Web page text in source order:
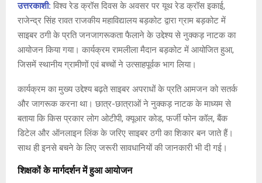
उत्तरकाशी: विश्व रेड क्रॉस दिवस के अवसर पर यूथ रेड क्रॉस इकाई,
राजेन्द्र सिंह रावत राजकीय महाविद्यालय बड़कोट द्वारा ग्राम बड़कोट में
साइबर ठगी के प्रति जनजागरूकता फैलाने के उद्देश्य से नुक्कड़ नाटक का
आयोजन किया गया। कार्यक्रम रामलीला मैदान बड़कोट में आयोजित हुआ,
जिसमें स्थानीय ग्रामीणों एवं बच्चों ने उत्साहपूर्वक भाग लिया।
कार्यक्रम का मुख्य उद्देश्य बढ़ते साइबर अपराधों के प्रति आमजन को सतर्क
और जागरूक करना था। छात्र-छात्राओं ने नुक्कड़ नाटक के माध्यम से
बताया कि किस प्रकार लोग ओटीपी, क्यूआर कोड, फर्जी फोन कॉल, बैंक
डिटेल और ऑनलाइन लिंक के जरिए साइबर ठगी का शिकार बन जाते हैं।
साथ ही इनसे बचने के लिए जरूरी सावधानियों की जानकारी भी दी गई।
शिक्षकों के मार्गदर्शन में हुआ आयोजन